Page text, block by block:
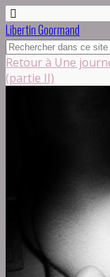
Libertin Goormand
Retour à Une
(partie II)